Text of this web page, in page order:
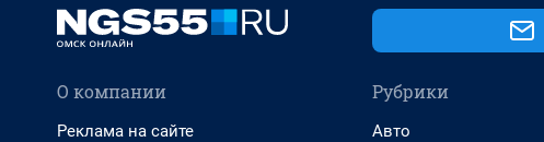
О компании
Реклама на сайте
Рубрики
Авто